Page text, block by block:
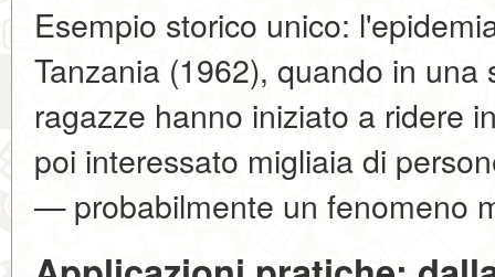
Esempio storico unico:
Tanzania (1962), quando in una
ragazze hanno iniziato a ridere
poi interessato migliaia di
— probabilmente un fenomeno